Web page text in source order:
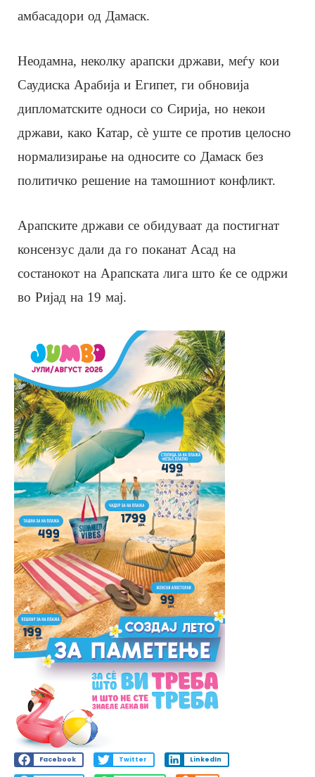
амбасадори од Дамаск.
Неодамна, неколку арапски држави, меѓу кои
Саудиска Арабија и Египет, ги обновија
дипломатските односи со Сирија, но некои
држави, како Катар, сè уште се против целосно
нормализирање на односите со Дамаск без
политичко решение на тамошниот конфликт.
Арапските држави се обидуваат да постигнат
консензус дали да го поканат Асад на
состанокот на Арапската лига што ќе се одржи
во Ријад на 19 мај.
Facebook Twitter LinkedIn